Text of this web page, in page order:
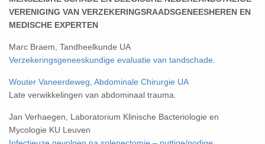
VERENIGING VAN VERZEKERINGSRAADSGENEESHEREN EN
MEDISCHE EXPERTEN
Marc Braem, Tandheelkunde UA
Verzekeringsgeneeskundige evaluatie van tandschade.
Wouter Vaneerdeweg, Abdominale Chirurgie UA
Late verwikkelingen van abdominaal trauma.
Jan Verhaegen, Laboratorium Klinische Bacteriologie en
Mycologie KU Leuven